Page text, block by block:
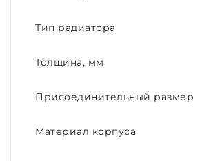
Тип радиатора
Толщина, мм
Присоединительный размер
Материал корпуса